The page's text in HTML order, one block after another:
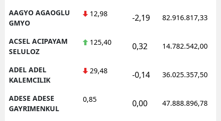
AAGYO AGAOGLU
GMYO
12,98 -2,19 82.916.817,33
ACSEL ACIPAYAM
SELULOZ
125,40 0,32 14.782.542,00
ADEL ADEL
KALEMCILIK
29,48 -0,14 36.025.357,50
ADESE ADESE
GAYRIMENKUL
0,85 0,00 47.888.896,78